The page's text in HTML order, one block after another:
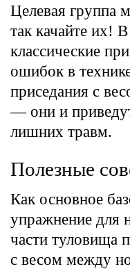
Целевая группа
так качайте их!
классические
ошибок в
приседания с
— они и
лишних травм.
Полезные
Как основное
упражнение для
части туловища
с весом между